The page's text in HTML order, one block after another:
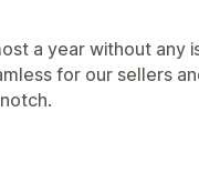
a year without any
for our sellers